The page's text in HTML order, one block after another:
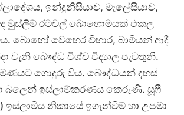
ඉන්දුනීසියාව, මැලේසියාව,
මුස්ලිම් රටවල් බොහොමයක් එකල
බොහෝ වෙහෙර විහාර, බාමියන් ආදී
වැනි බෞද්ධ විශ්ව විද්‍යාල පැවතුනි.
ගොදුරු විය. බෞද්ධයන් දහස්
බලෙන් ඉස්ලාම්කරණය කෙරුණි. සූෆී
ඉස්ලාමීය නිකායේ ඉගැන්වීම් හා උපමා